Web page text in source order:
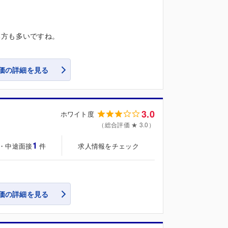
も多いですね。
の詳細を見る
ホワイト度 3.0
（総合評価 ★ 3.0）
中途面接1 件 求人情報をチェック
の詳細を見る